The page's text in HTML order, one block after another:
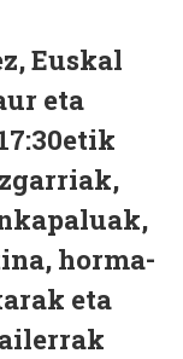
Euskal
eta
horma-
eta